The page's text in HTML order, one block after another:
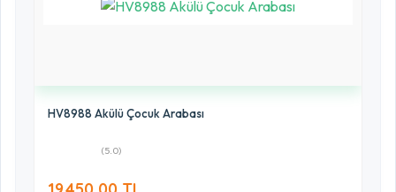
HV8988 Akülü Çocuk Arabası
(5.0)